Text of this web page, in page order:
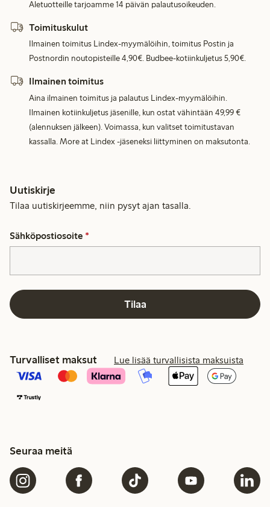
Aletuotteille tarjoamme 14 päivän palautusoikeuden.
Toimituskulut
Ilmainen toimitus Lindex-myymälöihin, toimitus Postin ja
Postnordin noutopisteille 4,90€. Budbee-kotiinkuljetus 5,90€.
Ilmainen toimitus
Aina ilmainen toimitus ja palautus Lindex-myymälöihin.
Ilmainen kotiinkuljetus jäsenille, kun ostat vähintään 49,99 €
(alennuksen jälkeen). Voimassa, kun valitset toimitustavan
kassalla. More at Lindex -jäseneksi liittyminen on maksutonta.
Uutiskirje
Tilaa uutiskirjeemme, niin pysyt ajan tasalla.
Sähköpostiosoite *
Tilaa
Turvalliset maksut Lue lisää turvallisista maksuista
Seuraa meitä